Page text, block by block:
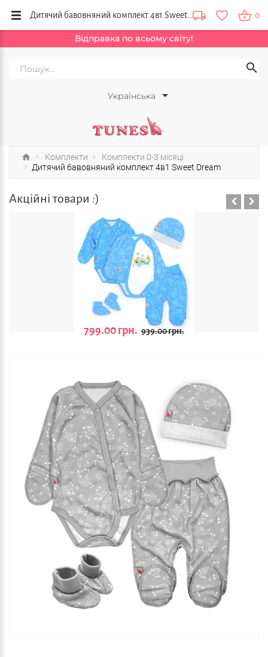
Відправка по всьому світу!
Українська
0
Комплекти
Комплекти 0-3 місяці
Дитячий бавовняний комплект 4в1 Sweet Dream
Акційні товари :)
799.00 грн. 939.00 грн.